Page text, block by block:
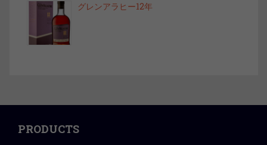
グレンアラヒー12年
PRODUCTS